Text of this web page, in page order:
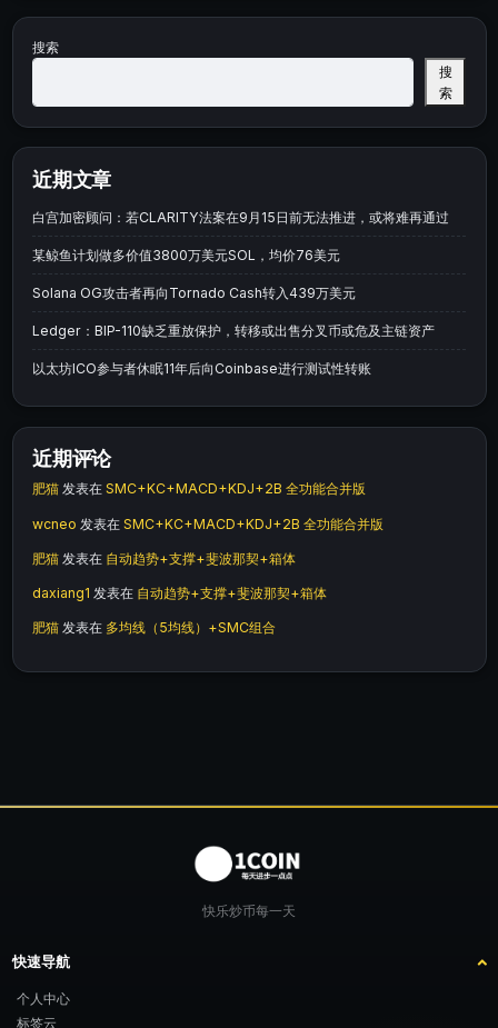
搜索
搜
索
近期文章
白宫加密顾问：若CLARITY法案在9月15日前无法推进，或将难再通过
某鲸鱼计划做多价值3800万美元SOL，均价76美元
Solana OG攻击者再向Tornado Cash转入439万美元
Ledger：BIP-110缺乏重放保护，转移或出售分叉币或危及主链资产
以太坊ICO参与者休眠11年后向Coinbase进行测试性转账
近期评论
肥猫 发表在 SMC+KC+MACD+KDJ+2B 全功能合并版
wcneo 发表在 SMC+KC+MACD+KDJ+2B 全功能合并版
肥猫 发表在 自动趋势+支撑+斐波那契+箱体
daxiang1 发表在 自动趋势+支撑+斐波那契+箱体
肥猫 发表在 多均线（5均线）+SMC组合
快乐炒币每一天
快速导航
个人中心
标签云